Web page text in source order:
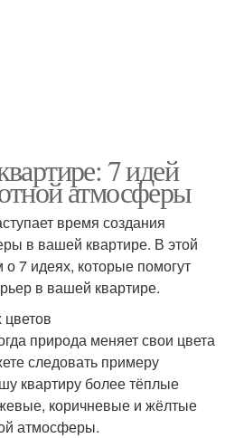
7 идей
атмосферы
время создания
в вашей квартире. В этой
7 идеях, которые помогут
в вашей квартире.
природа меняет свои цвета
следовать примеру
квартиру более тёплые
коричневые и жёлтые
атмосферы.